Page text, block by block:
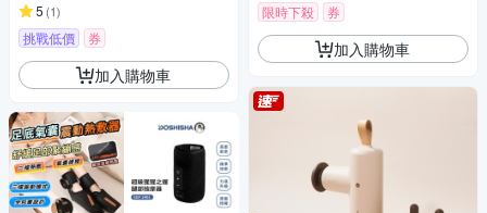
5 (1)
挑戰低價 券
加入購物車
限時下殺 券
加入購物車